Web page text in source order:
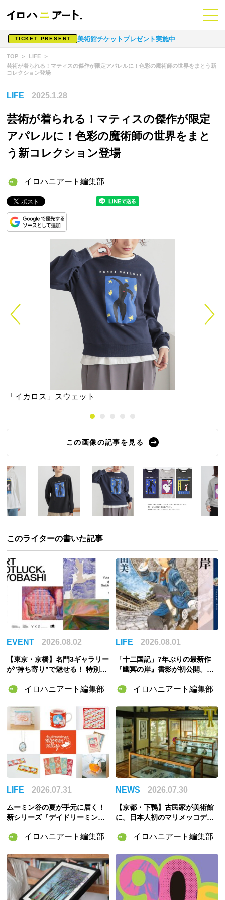
TICKET PRESENT 美術館チケットプレゼント実施中
TOP
LIFE
芸術が着られる！マティスの傑作が限定アパレルに！色彩の魔術師の世界をまとう新
コレクション登場
LIFE 2025.1.28
芸術が着られる！マティスの傑作が限定
アパレルに！色彩の魔術師の世界をまと
う新コレクション登場
イロハニアート編集部
「イカロス」スウェット
この画像の記事を見る
このライターの書いた記事
EVENT 2026.08.02
【東京・京橋】名門3ギャラリー
が”持ち寄り”で魅せる！ 特別企
SHI」Gallery & Bakery Tokyo
イロハニアート編集部
LIFE 2026.08.01
「十二国記」7年ぶりの最新作
『幽冥の岸』書影が初公開。山
在・琅燦イロハニアート編集部
LIFE 2026.07.31
ムーミン谷の夏が手元に届く！
新シリーズ『デイドリーミング
＆「ムーミンの日」スペシャル
イロハニアート編集部
NEWS 2026.07.30
【京都・下鴨】古民家が美術館
に。日本人初のマリメッコデザ
どる「WAKISAKA KATSUJI /S
イロハニアート編集部